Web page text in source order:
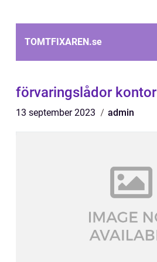
TOMTFIXAREN.se
förvaringslådor kontor
13 september 2023 admin